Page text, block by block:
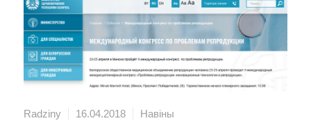
Radziny 16.04.2018 Навіны